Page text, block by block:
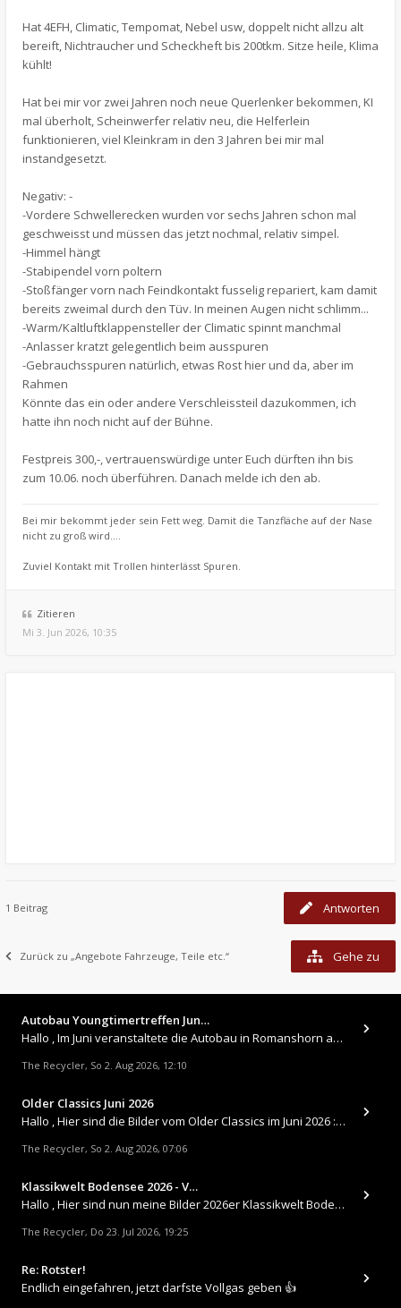
Hat 4EFH, Climatic, Tempomat, Nebel usw, doppelt nicht allzu alt
bereift, Nichtraucher und Scheckheft bis 200tkm. Sitze heile, Klima
kühlt!
Hat bei mir vor zwei Jahren noch neue Querlenker bekommen, KI
mal überholt, Scheinwerfer relativ neu, die Helferlein
funktionieren, viel Kleinkram in den 3 Jahren bei mir mal
instandgesetzt.
Negativ: -
-Vordere Schwellerecken wurden vor sechs Jahren schon mal
geschweisst und müssen das jetzt nochmal, relativ simpel.
-Himmel hängt
-Stabipendel vorn poltern
-Stoßfänger vorn nach Feindkontakt fusselig repariert, kam damit
bereits zweimal durch den Tüv. In meinen Augen nicht schlimm...
-Warm/Kaltluftklappensteller der Climatic spinnt manchmal
-Anlasser kratzt gelegentlich beim ausspuren
-Gebrauchsspuren natürlich, etwas Rost hier und da, aber im
Rahmen
Könnte das ein oder andere Verschleissteil dazukommen, ich
hatte ihn noch nicht auf der Bühne.
Festpreis 300,-, vertrauenswürdige unter Euch dürften ihn bis
zum 10.06. noch überführen. Danach melde ich den ab.
Bei mir bekommt jeder sein Fett weg. Damit die Tanzfläche auf der Nase
nicht zu groß wird....
Zuviel Kontakt mit Trollen hinterlässt Spuren.
Zitieren
Mi 3. Jun 2026, 10:35
1 Beitrag Antworten
Zurück zu „Angebote Fahrzeuge, Teile etc.“ Gehe zu
Autobau Youngtimertreffen Jun…
Hallo , Im Juni veranstaltete die Autobau in Romanshorn auf ihrem Gelände ein kleines Youngtimertreffen : https://up.
The Recycler, So 2. Aug 2026, 12:10
Older Classics Juni 2026
​Hallo , Hier sind die Bilder vom Older Classics im Juni 2026 : https://up.picr.de/51155940wd.jpg https://up.pic
The Recycler, So 2. Aug 2026, 07:06
Klassikwelt Bodensee 2026 - V…
Hallo , Hier sind nun meine Bilder 2026er Klassikwelt Bodensee 😀 https://up.picr.de/51125547rb.jpg https://up.pi
The Recycler, Do 23. Jul 2026, 19:25
Re: Rotster!
Endlich eingefahren, jetzt darfste Vollgas geben 👍